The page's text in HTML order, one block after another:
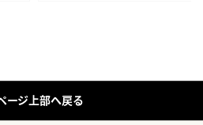
ージ上部へ戻る